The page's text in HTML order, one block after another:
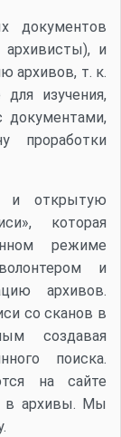
документов
архивисты), и
архивов, т. к.
изучения,
документами,
проработки
и открытую
которая
режиме
и
архивов.
со сканов в
создавая
поиска.
на сайте
в архивы. Мы